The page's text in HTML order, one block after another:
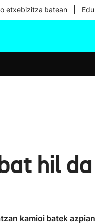
etxebizitza batean
hil
kamioi batek